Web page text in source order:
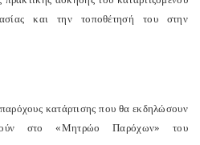
και την τοποθέτησή του στην
κατάρτισης που θα εκδηλώσουν
στο «Μητρώο Παρόχων» του